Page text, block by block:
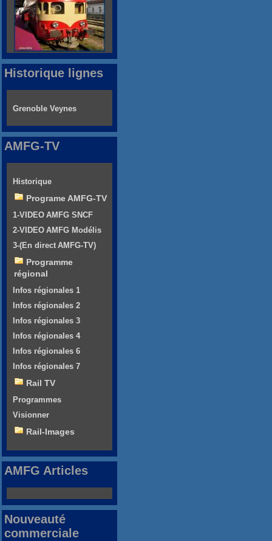
Historique lignes
Grenoble Veynes
AMFG-TV
Historique
Programe AMFG-TV
1-VIDEO AMFG SNCF
2-VIDEO AMFG Modélis
3-(En direct AMFG-TV)
Programme
régional
Infos régionales 1
Infos régionales 2
Infos régionales 3
Infos régionales 4
Infos régionales 6
Infos régionales 7
Rail TV
Programmes
Visionner
Rail-Images
AMFG Articles
Nouveauté
commerciale